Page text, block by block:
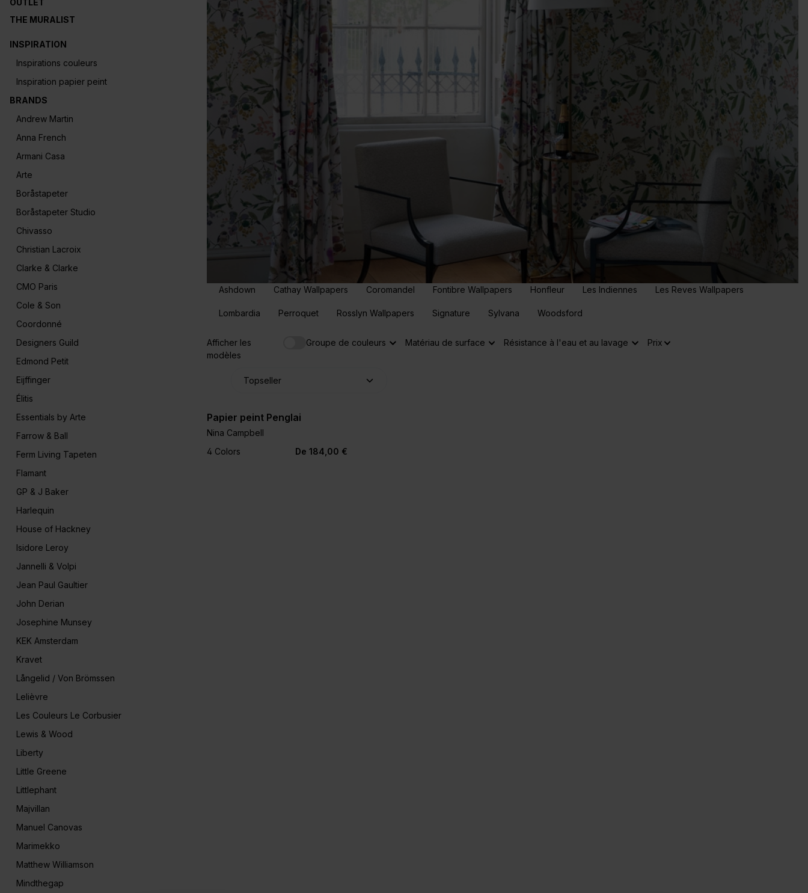
OUTLET
THE MURALIST
INSPIRATION
Inspirations couleurs
Inspiration papier peint
BRANDS
Andrew Martin
Anna French
Armani Casa
Arte
Boråstapeter
Boråstapeter Studio
Chivasso
Christian Lacroix
Clarke & Clarke
CMO Paris
Cole & Son
Coordonné
Designers Guild
Edmond Petit
Eijffinger
Élitis
Essentials by Arte
Farrow & Ball
Ferm Living Tapeten
Flamant
GP & J Baker
Harlequin
House of Hackney
Isidore Leroy
Jannelli & Volpi
Jean Paul Gaultier
John Derian
Josephine Munsey
KEK Amsterdam
Kravet
Långelid / Von Brömssen
Lelièvre
Les Couleurs Le Corbusier
Lewis & Wood
Liberty
Little Greene
Littlephant
Majvillan
Manuel Canovas
Marimekko
Matthew Williamson
Mindthegap
Ashdown Cathay Wallpapers Coromandel Fontibre Wallpapers Honfleur Les Indiennes Les Reves Wallpapers
Lombardia Perroquet Rosslyn Wallpapers Signature Sylvana Woodsford
Afficher les
modèles
Groupe de couleurs Matériau de surface Résistance à l'eau et au lavage Prix
Papier peint Penglai
Nina Campbell
4 Colors
De 184,00 €